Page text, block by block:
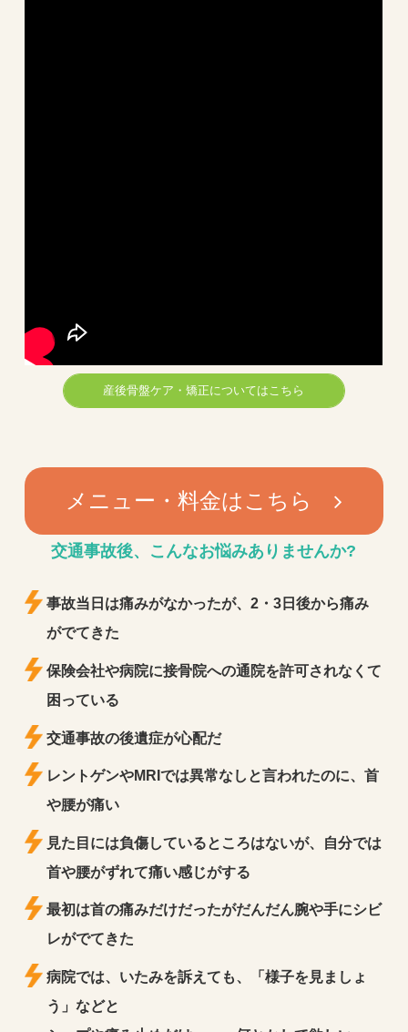
産後骨盤ケア・矯正についてはこちら
メニュー・料金はこちら
交通事故後、 こんなお悩みありませんか?
事故当日は痛みがなかったが、2・3日後から痛み
がでてきた
保険会社や病院に接骨院への通院を許可されなくて
困っている
交通事故の後遺症が心配だ
レントゲンやMRIでは異常なしと言われたのに、首
や腰が痛い
見た目には負傷しているところはないが、自分では
首や腰がずれて痛い感じがする
最初は首の痛みだけだったがだんだん腕や手にシビ
レがでてきた
病院では、いたみを訴えても、「様子を見ましょ
う」などと